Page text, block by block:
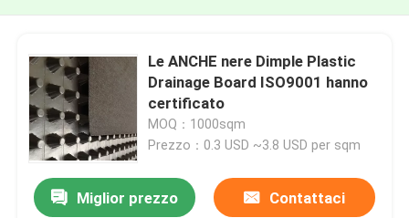
Le ANCHE nere Dimple Plastic
Drainage Board ISO9001 hanno
certificato
MOQ：1000sqm
Prezzo：0.3 USD ~3.8 USD per sqm
Miglior prezzo Contattaci